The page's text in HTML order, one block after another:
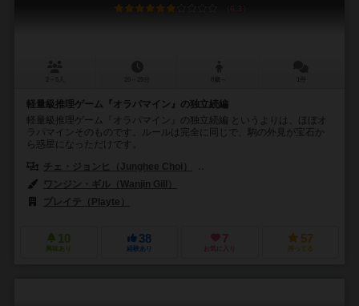
6.3
軽量級推理ゲーム『オラパマイン』の独立続編
軽量級推理ゲーム『オラパマイン』の独立続編 というよりは、ほぼオ
ラパマインそのものです。ルールは完全に同じで、駒の外見が宝石か
ら惑星になっただけです。
チェ・ジョンヒ（Junghee Choi）
ワンジン・ギル（Wanjin Gill）
プレイテ（Playte）
10
興味あり
38
経験あり
7
お気に入り
57
持ってる